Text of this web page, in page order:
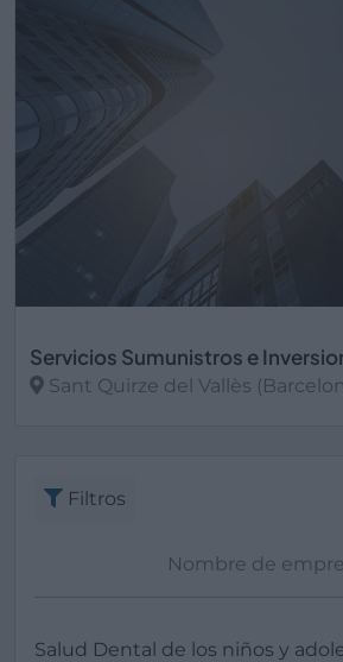
Servicios Sumunistros e
Sant Quirze del Vallès
Filtros